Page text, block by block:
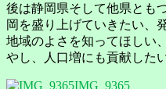
後は静岡県そして他県とも
岡を盛り上げていきたい、
地域のよさを知ってほしい
やし、人口増にも貢献した
IMG_9365